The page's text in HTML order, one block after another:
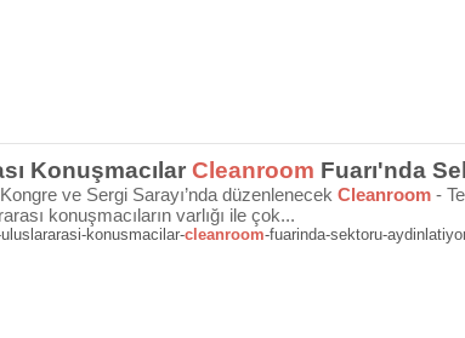
Konuşmacılar Cleanroom Fuarı'nda
ve Sergi Sarayı’nda düzenlenecek Cleanroom -
konuşmacıların varlığı ile çok...
konusmacilar-cleanroom-fuarinda-sektoru-